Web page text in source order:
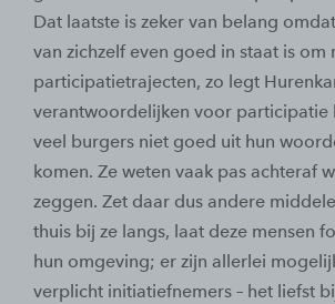
Dat laatste is zeker van belang
van zichzelf even goed in staat is om
participatietrajecten, zo legt
verantwoordelijken voor participatie
veel burgers niet goed uit hun
komen. Ze weten vaak pas achteraf
zeggen. Zet daar dus andere
thuis bij ze langs, laat deze mensen
hun omgeving; er zijn allerlei
verplicht initiatiefnemers – het liefst